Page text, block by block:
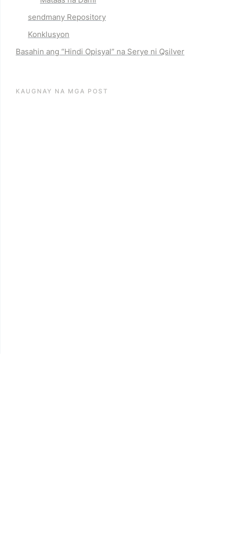
sendmany Repository
Konklusyon
Basahin ang “Hindi Opisyal” na Serye ni Qsilver
KAUGNAY NA MGA POST